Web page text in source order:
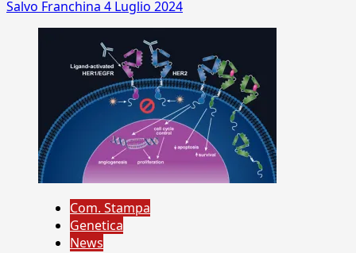
Salvo Franchina 4 Luglio 2024
Com. Stampa
Genetica
News